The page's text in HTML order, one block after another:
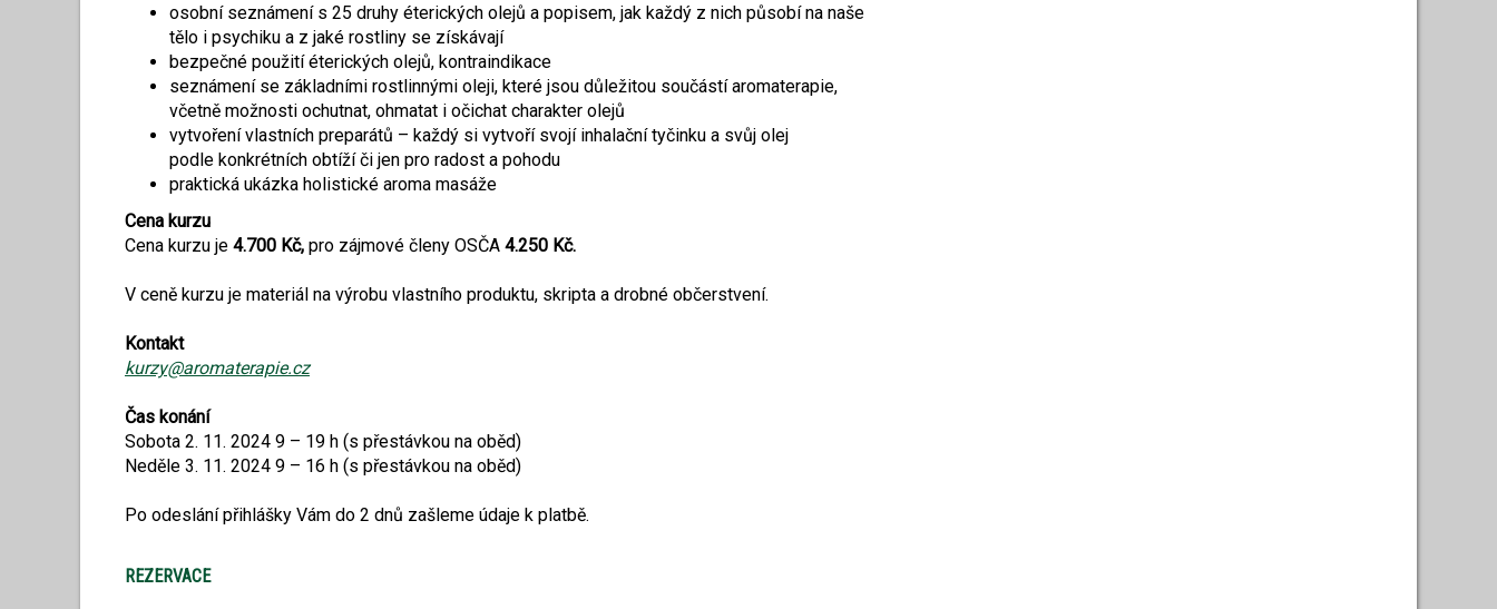
osobní seznámení s 25 druhy éterických olejů a popisem, jak každý z nich působí na naše
tělo i psychiku a z jaké rostliny se získávají
bezpečné použití éterických olejů, kontraindikace
seznámení se základními rostlinnými oleji, které jsou důležitou součástí aromaterapie,
včetně možnosti ochutnat, ohmatat i očichat charakter olejů
vytvoření vlastních preparátů – každý si vytvoří svojí inhalační tyčinku a svůj olej
podle konkrétních obtíží či jen pro radost a pohodu
praktická ukázka holistické aroma masáže
Cena kurzu
Cena kurzu je 4.700 Kč, pro zájmové členy OSČA 4.250 Kč.
V ceně kurzu je materiál na výrobu vlastního produktu, skripta a drobné občerstvení.
Kontakt
kurzy@aromaterapie.cz
Čas konání
Sobota 2. 11. 2024 9 – 19 h (s přestávkou na oběd)
Neděle 3. 11. 2024 9 – 16 h (s přestávkou na oběd)
Po odeslání přihlášky Vám do 2 dnů zašleme údaje k platbě.
REZERVACE